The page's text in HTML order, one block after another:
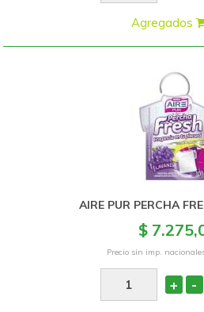
Agregados
AIRE PUR PERCHA
$
Precio sin imp.
+ -